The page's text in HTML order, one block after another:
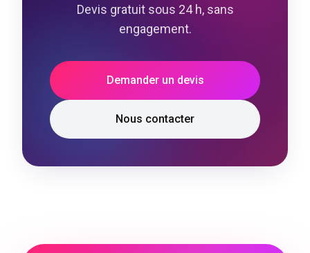
Devis gratuit sous 24 h, sans
engagement.
Demander un devis
Nous contacter